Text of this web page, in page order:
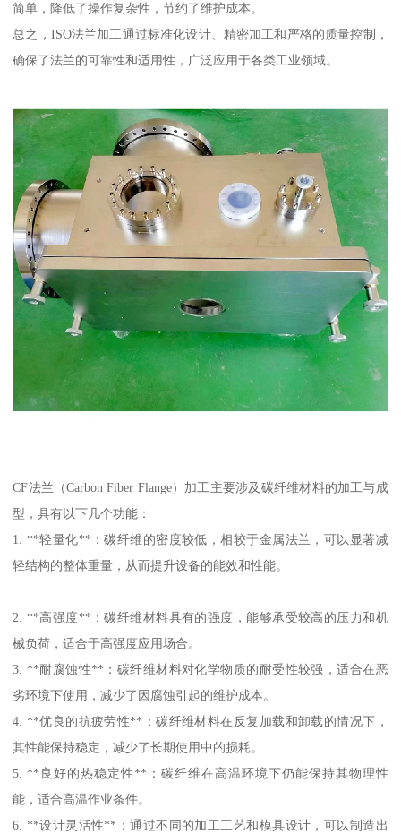
简单，降低了操作复杂性，节约了维护成本。
总之，ISO法兰加工通过标准化设计、精密加工和严格的质量控制，
确保了法兰的可靠性和适用性，广泛应用于各类工业领域。
CF法兰（Carbon Fiber Flange）加工主要涉及碳纤维材料的加工与成
型，具有以下几个功能：
1. **轻量化**：碳纤维的密度较低，相较于金属法兰，可以显著减
轻结构的整体重量，从而提升设备的能效和性能。
2. **高强度**：碳纤维材料具有的强度，能够承受较高的压力和机
械负荷，适合于高强度应用场合。
3. **耐腐蚀性**：碳纤维材料对化学物质的耐受性较强，适合在恶
劣环境下使用，减少了因腐蚀引起的维护成本。
4. **优良的抗疲劳性**：碳纤维材料在反复加载和卸载的情况下，
其性能保持稳定，减少了长期使用中的损耗。
5. **良好的热稳定性**：碳纤维在高温环境下仍能保持其物理性
能，适合高温作业条件。
6. **设计灵活性**：通过不同的加工工艺和模具设计，可以制造出